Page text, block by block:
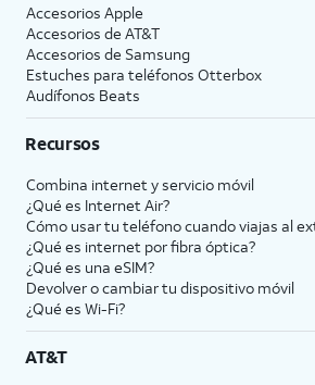
Accesorios Apple
Accesorios de AT&T
Accesorios de Samsung
Estuches para teléfonos Otterbox
Audífonos Beats
Recursos
Combina internet y servicio móvil
¿Qué es Internet Air?
Cómo usar tu teléfono cuando viajas al
¿Qué es internet por fibra óptica?
¿Qué es una eSIM?
Devolver o cambiar tu dispositivo móvil
¿Qué es Wi-Fi?
AT&T